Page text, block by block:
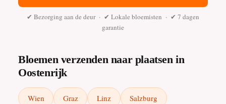
✔ Bezorging aan de deur · ✔ Lokale bloemisten · ✔ 7 dagen
garantie
Bloemen verzenden naar plaatsen in
Oostenrijk
Wien Graz Linz Salzburg